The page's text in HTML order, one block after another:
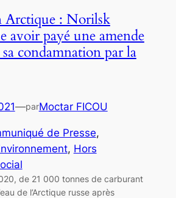
Arctique : Norilsk
avoir payé une amende
condamnation par la
—parMoctar FICOU
de Presse
, Hors
de 21 000 tonnes de carburant
de l’Arctique russe après